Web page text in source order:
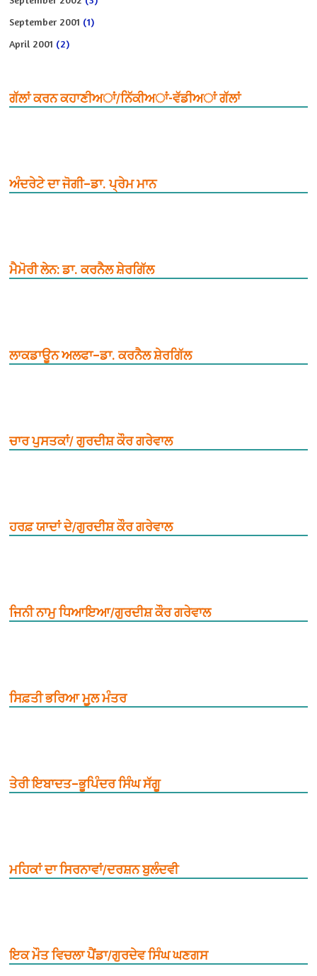
September 2001 (1)
April 2001 (2)
ਗੱਲਾਂ ਕਰਨ ਕਹਾਣੀਅਾਂ/ਨਿੱਕੀਅਾਂ-ਵੱਡੀਅਾਂ ਗੱਲਾਂ
ਅੰਦਰੇਟੇ ਦਾ ਜੋਗੀ–ਡਾ. ਪ੍ਰੇਮ ਮਾਨ
ਮੈਮੋਰੀ ਲੇਨ: ਡਾ. ਕਰਨੈਲ ਸ਼ੇਰਗਿੱਲ
ਲਾਕਡਾਊਨ ਅਲਫਾ–ਡਾ. ਕਰਨੈਲ ਸ਼ੇਰਗਿੱਲ
ਚਾਰ ਪੁਸਤਕਾਂ/ ਗੁਰਦੀਸ਼ ਕੌਰ ਗਰੇਵਾਲ
ਹਰਫ਼ ਯਾਦਾਂ ਦੇ/ਗੁਰਦੀਸ਼ ਕੌਰ ਗਰੇਵਾਲ
ਜਿਨੀ ਨਾਮੁ ਧਿਆਇਆ/ਗੁਰਦੀਸ਼ ਕੌਰ ਗਰੇਵਾਲ
ਸਿਫ਼ਤੀ ਭਰਿਆ ਮੂ਼ਲ ਮੰਤਰ
ਤੇਰੀ ਇਬਾਦਤ–ਭੂਪਿੰਦਰ ਸਿੰਘ ਸੱਗੂ
ਮਹਿਕਾਂ ਦਾ ਸਿਰਨਾਵਾਂ/ਦਰਸ਼ਨ ਬੁਲੰਦਵੀ
ਇਕ ਮੌਤ ਵਿਚਲਾ ਪੈਂਡਾ/ਗੁਰਦੇਵ ਸਿੰਘ ਘਣਗਸ